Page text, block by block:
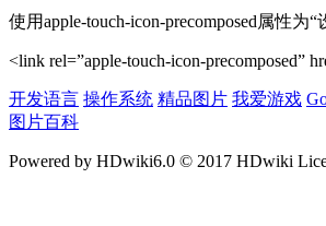
使用apple-touch-icon-precomposed属性为
<link rel=”apple-touch-icon-precomposed”
开发语言 操作系统 精品图片 我爱游戏
图片百科
Powered by HDwiki6.0 © 2017 HDwiki